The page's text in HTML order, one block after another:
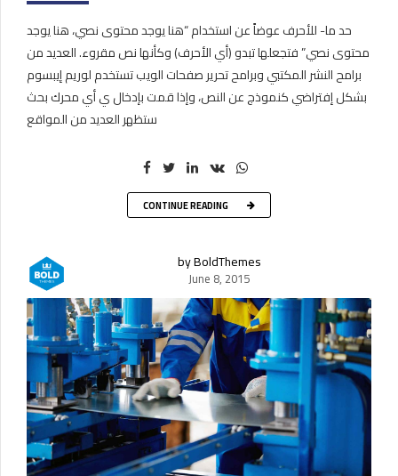
حد ما- للأحرف عوضاً عن استخدام “هنا يوجد محتوى نصي، هنا يوجد
محتوى نصي” فتجعلها تبدو (أي الأحرف) وكأنها نص مقروء. العديد من
برامح النشر المكتبي وبرامح تحرير صفحات الويب تستخدم لوريم إيبسوم
بشكل إفتراضي كنموذج عن النص، وإذا قمت بإدخال ي أي محرك بحث
ستظهر العديد من المواقع
CONTINUE READING
by BoldThemes
June 8, 2015